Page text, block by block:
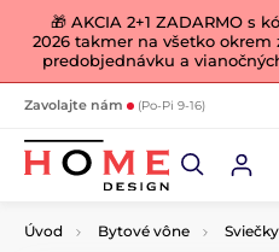
🎁 AKCIA 2+1 ZADARMO s
2026 takmer na všetko
predobjednávku a
Zavolajte nám (Po-Pi 9-16)
Úvod Bytové vône Sviečky